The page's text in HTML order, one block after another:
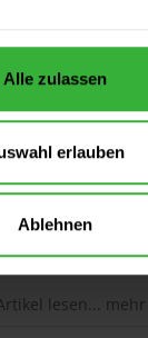
Alle zulassen
erlauben
Ablehnen
auf...mehr
lesen... mehr